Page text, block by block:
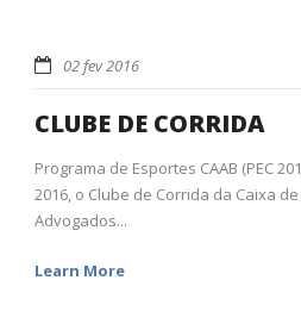
02 fev 2016
CLUBE DE CORRIDA
Programa de Esportes CAAB (PEC
2016, o Clube de Corrida da Caixa
Advogados...
Learn More